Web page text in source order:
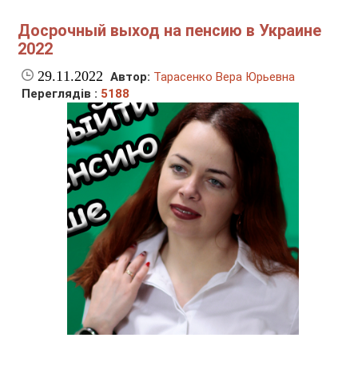
Досрочный выход на пенсию в Украине
2022
29.11.2022 Автор: Тарасенко Вера Юрьевна
Переглядів : 5188